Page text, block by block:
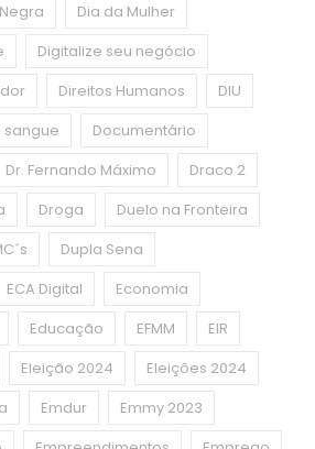
Dia da Mulher
Digitalize seu negócio
Direitos Humanos
DIU
sangue
Documentário
Dr. Fernando Máximo
Draco 2
Droga
Duelo na Fronteira
Dupla Sena
ECA Digital
Economia
Educação EFMM
EIR
Eleição 2024
Eleições 2024
Emdur
Emmy 2023